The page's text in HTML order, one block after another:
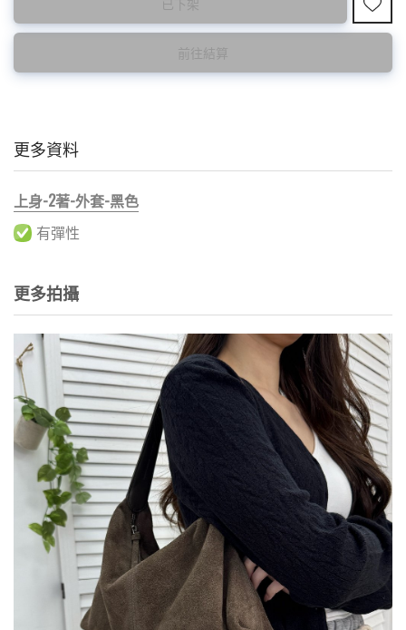
<預購款>因為韓國東大門8月暑假關係， 預購款會於8月18日
後才陸續返貨⚠️
特價品不設退換，購買前請先確認所列出的尺碼是否合適。
前往結算
更多資料
上身-2著-外套-黑色
有彈性
更多拍攝